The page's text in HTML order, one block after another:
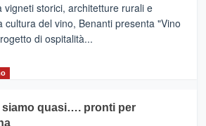
vigneti storici, architetture rurali e
cultura del vino, Benanti presenta "Vino
di ospitalità...
siamo quasi…. pronti per